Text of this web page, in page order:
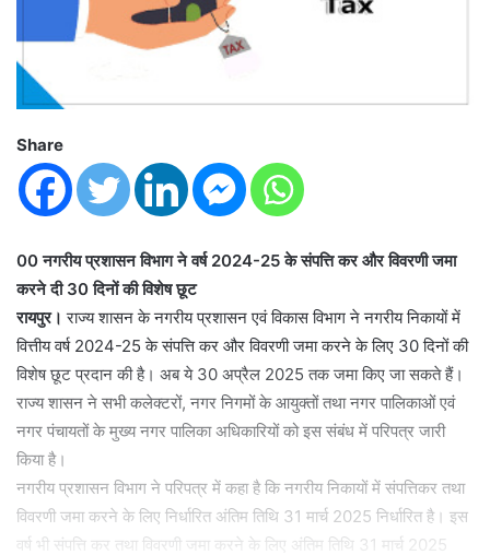
Share
00 नगरीय प्रशासन विभाग ने वर्ष 2024-25 के संपत्ति कर और विवरणी जमा
करने दी 30 दिनों की विशेष छूट
रायपुर। राज्य शासन के नगरीय प्रशासन एवं विकास विभाग ने नगरीय निकायों में
वित्तीय वर्ष 2024-25 के संपत्ति कर और विवरणी जमा करने के लिए 30 दिनों की
विशेष छूट प्रदान की है। अब ये 30 अप्रैल 2025 तक जमा किए जा सकते हैं।
राज्य शासन ने सभी कलेक्टरों, नगर निगमों के आयुक्तों तथा नगर पालिकाओं एवं
नगर पंचायतों के मुख्य नगर पालिका अधिकारियों को इस संबंध में परिपत्र जारी
किया है।
नगरीय प्रशासन विभाग ने परिपत्र में कहा है कि नगरीय निकायों में संपत्तिकर तथा
विवरणी जमा करने के लिए निर्धारित अंतिम तिथि 31 मार्च 2025 निर्धारित है। इस
वर्ष भी संपत्ति कर तथा विवरणी जमा करने के लिए अंतिम तिथि 31 मार्च 2025